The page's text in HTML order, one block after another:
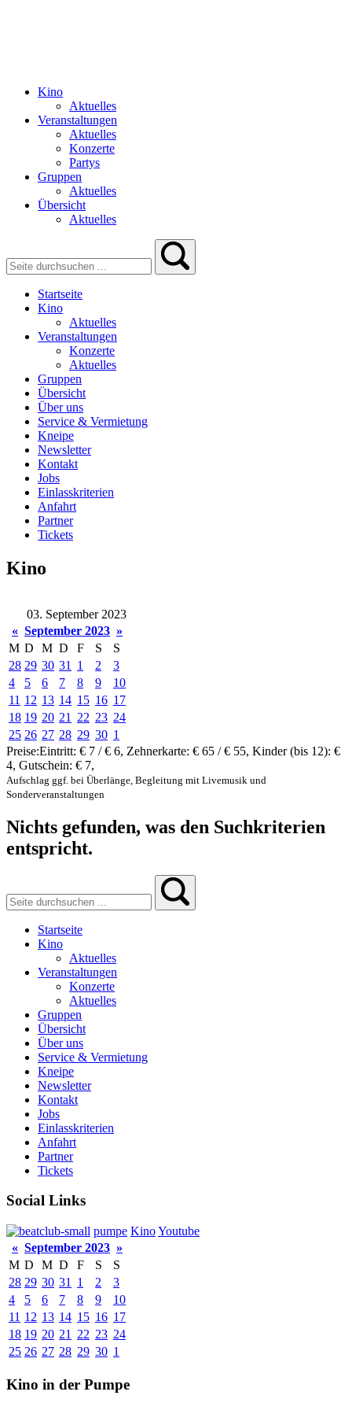
Kino
Aktuelles
Veranstaltungen
Aktuelles
Konzerte
Partys
Gruppen
Aktuelles
Übersicht
Aktuelles
Startseite
Kino
Aktuelles
Veranstaltungen
Konzerte
Aktuelles
Gruppen
Übersicht
Über uns
Service & Vermietung
Kneipe
Newsletter
Kontakt
Jobs
Einlasskriterien
Anfahrt
Partner
Tickets
Kino
03. September 2023
« September 2023 »
M D M D F S
S
28 29 30 31 1 2
3
4
5 6 7 8 9
10
11 12 13 14 15 16 17
18 19 20 21 22 23 24
25 26 27 28 29 30 1
Preise:Eintritt: € 7 / € 6, Zehnerkarte: € 65 / € 55, Kinder (bis 12): €
4, Gutschein: € 7,
Aufschlag ggf. bei Überlänge, Begleitung mit Livemusik und
Sonderveranstaltungen
Nichts gefunden, was den Suchkriterien
entspricht.
Startseite
Kino
Aktuelles
Veranstaltungen
Konzerte
Aktuelles
Gruppen
Übersicht
Über uns
Service & Vermietung
Kneipe
Newsletter
Kontakt
Jobs
Einlasskriterien
Anfahrt
Partner
Tickets
Social Links
pumpe KinoYoutube
« September 2023 »
M D M D F S
S
28 29 30 31 1 2
3
4
5 6 7 8 9
10
11 12 13 14 15 16 17
18 19 20 21 22 23 24
25 26 27 28 29 30 1
Kino in der Pumpe